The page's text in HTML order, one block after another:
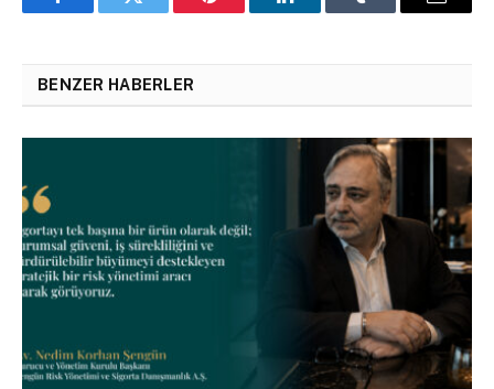
FacebookTwitter Pinterest LinkedInTumblr Email
BENZER HABERLER